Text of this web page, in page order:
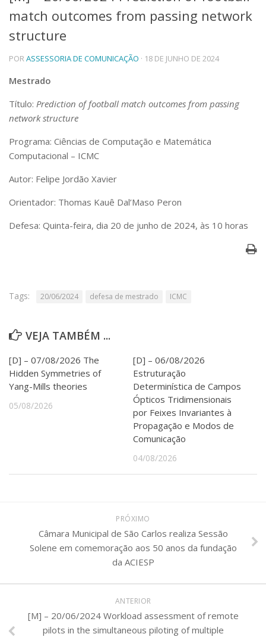
Telefones e Mapas
Pessoas
Ensino
Graduação
Educação a distância
Pesquisa e Inovação
Centros, Núcleos e Projetos em Rede
Pós-doutorado
Transferência de Tecnologia
Projetos, Programas e Cursos
Apoio ao Estudante
RH, Administrativo e Financeiro
Outros serviços
Comunicação
Assessorias e Mídias
Aplicativos e Sites
Jornal da USP
match outcomes from passing network
structure
PORASSESSORIA DE COMUNICAÇÃO · 18 DE JUNHO DE 2024
Mestrado
Título: Prediction of football match outcomes from passing
network structure
Programa: Ciências de Computação e Matemática
Computacional – ICMC
Autor: Felipe Jordão Xavier
Orientador: Thomas Kauê Dal’Maso Peron
Defesa: Quinta-feira, dia 20 de junho de 2024, às 10 horas
Tags: 20/06/2024 defesa de mestrado ICMC
VEJA TAMBÉM ...
[D] – 07/08/2026 The
Hidden Symmetries of
Yang-Mills theories
05/08/2026
[D] – 06/08/2026
Estruturação
Determinística de Campos
Ópticos Tridimensionais
por Feixes Invariantes à
Propagação e Modos de
Comunicação
04/08/2026
PRÓXIMO
Câmara Municipal de São Carlos realiza Sessão
Solene em comemoração aos 50 anos da fundação
da ACIESP
ANTERIOR
[M] – 20/06/2024 Workload assessment of remote
pilots in the simultaneous piloting of multiple